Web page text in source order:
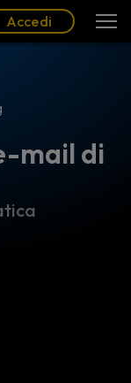
Accedi
mail di